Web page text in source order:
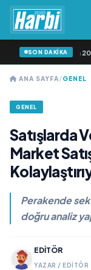
SON DAKİKA
A101 11 Haziran
ANA SAYFA/GENEL
GENEL
Satışlarda
Market
Perakende
doğru analiz
EDITÖR
YAZAR / EDITÖR